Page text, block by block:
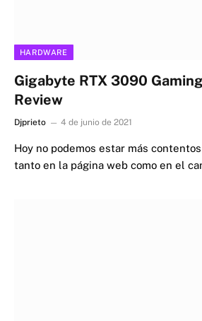
HARDWARE
Gigabyte RTX 3090
Review
Djprieto 4 de junio de 2021
Hoy no podemos estar más
tanto en la página web como en el